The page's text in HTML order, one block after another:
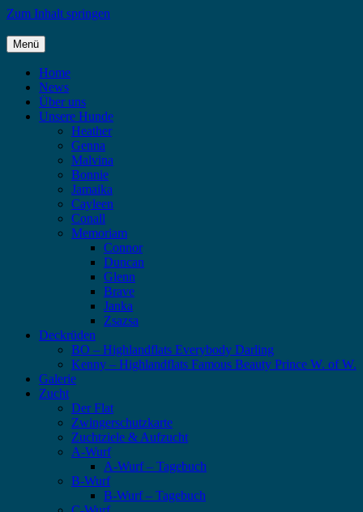
Zum Inhalt springen
Highlandflats – Flat Coated Retriever
Menü
Home
News
Über uns
Unsere Hunde
Heather
Genna
Malvina
Bonnie
Jamaika
Cayleen
Conall
Memoriam
Connor
Duncan
Glenn
Brave
Janka
Zsazsa
Deckrüden
BO – Highlandflats Everybody Darling
Kenny – Highlandflats Famous Beauty Prince W. of W.
Galerie
Zucht
Der Flat
Zwingerschutzkarte
Zuchtziele & Aufzucht
A-Wurf
A-Wurf – Tagebuch
B-Wurf
B-Wurf – Tagebuch